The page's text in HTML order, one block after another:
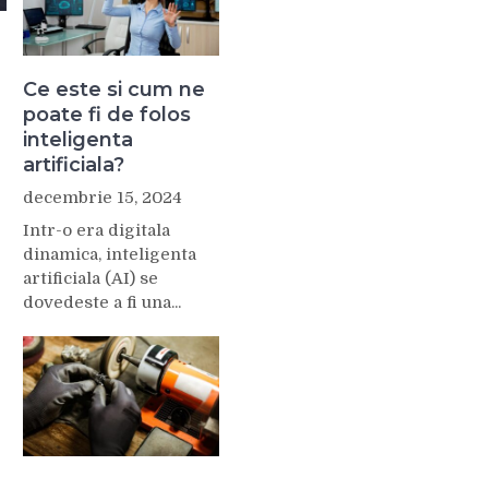
Ce este si cum ne
poate fi de folos
inteligenta
artificiala?
decembrie 15, 2024
Intr-o era digitala
dinamica, inteligenta
artificiala (AI) se
dovedeste a fi una...